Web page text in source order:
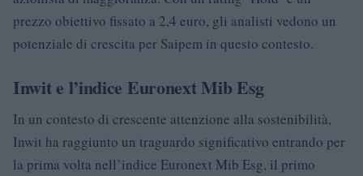
prezzo obiettivo fissato a 2,4 euro, gli analisti vedono un
potenziale di crescita per Saipem in questo contesto.
Inwit e l’indice Euronext Mib Esg
In un contesto di crescente attenzione alla sostenibilità,
Inwit ha raggiunto un traguardo significativo entrando per
la prima volta nell’indice Euronext Mib Esg, il primo